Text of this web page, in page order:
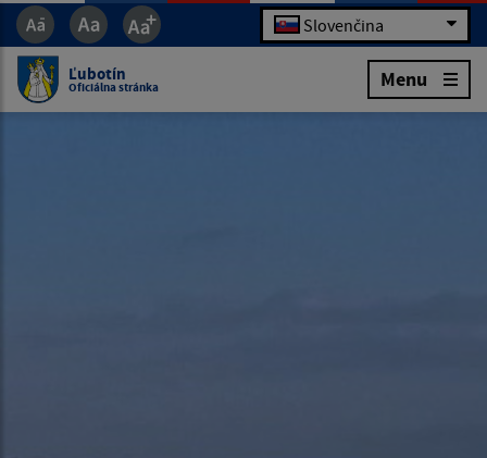
Slovenčina
Ľubotín
Oficiálna stránka Menu